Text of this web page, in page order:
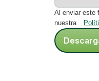
Al enviar este
nuestra